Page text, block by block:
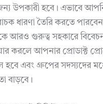
উপকারী হবে। এভাবে
ধারণা তৈরি করতে
আরও গুরুত্ব সহকারে
করলে আপনার প্রোডাক্ট
এবং গ্রুপের সদস্যদের
বাড়বে।